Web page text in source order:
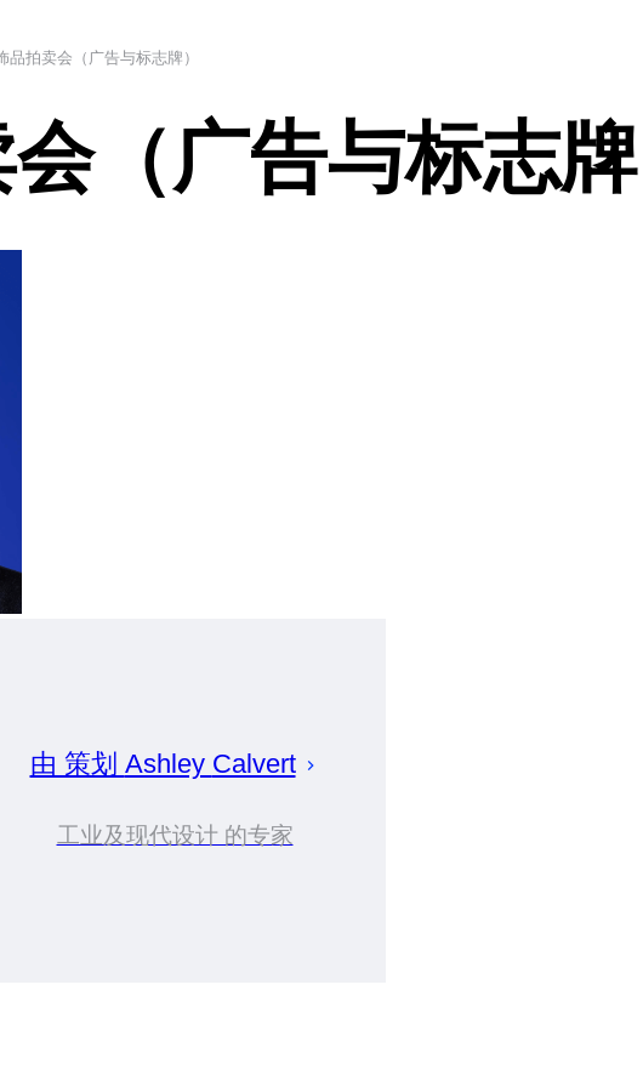
品拍卖会（广告与标志牌）
（广告与标志
由 策划 Ashley Calvert
工业及现代设计 的专家